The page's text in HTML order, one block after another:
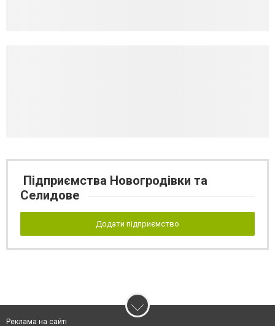
Підприємства Новогродівки та
Селидове
Додати підприємство
Реклама на сайті